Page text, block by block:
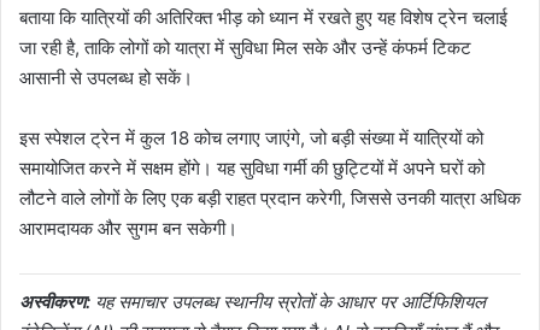
बताया कि यात्रियों की अतिरिक्त भीड़ को ध्यान में रखते हुए यह विशेष ट्रेन चलाई
जा रही है, ताकि लोगों को यात्रा में सुविधा मिल सके और उन्हें कंफर्म टिकट
आसानी से उपलब्ध हो सकें।
इस स्पेशल ट्रेन में कुल 18 कोच लगाए जाएंगे, जो बड़ी संख्या में यात्रियों को
समायोजित करने में सक्षम होंगे। यह सुविधा गर्मी की छुट्टियों में अपने घरों को
लौटने वाले लोगों के लिए एक बड़ी राहत प्रदान करेगी, जिससे उनकी यात्रा अधिक
आरामदायक और सुगम बन सकेगी।
अस्वीकरण: यह समाचार उपलब्ध स्थानीय स्रोतों के आधार पर आर्टिफिशियल